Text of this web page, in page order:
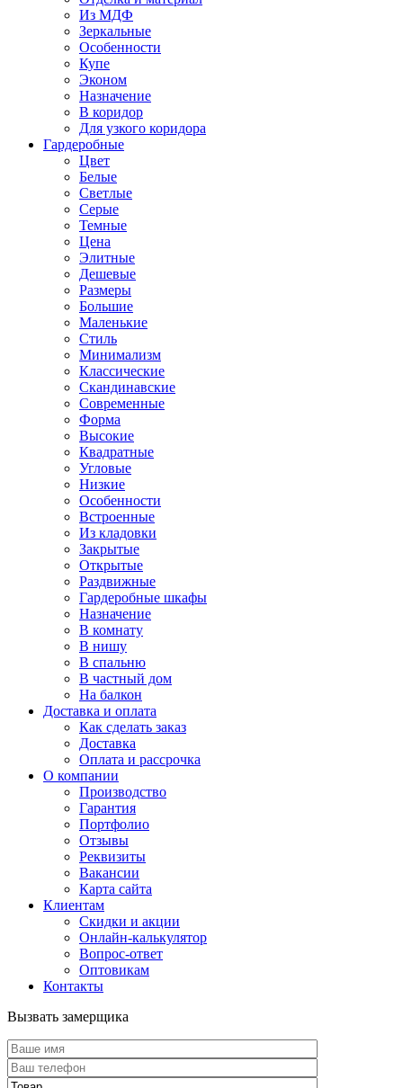
Из МДФ
Зеркальные
Особенности
Купе
Эконом
Назначение
В коридор
Для узкого коридора
Гардеробные
Цвет
Белые
Светлые
Серые
Темные
Цена
Элитные
Дешевые
Размеры
Большие
Маленькие
Стиль
Минимализм
Классические
Скандинавские
Современные
Форма
Высокие
Квадратные
Угловые
Низкие
Особенности
Встроенные
Из кладовки
Закрытые
Открытые
Раздвижные
Гардеробные шкафы
Назначение
В комнату
В нишу
В спальню
В частный дом
На балкон
Доставка и оплата
Как сделать заказ
Доставка
Оплата и рассрочка
О компании
Производство
Гарантия
Портфолио
Отзывы
Реквизиты
Вакансии
Карта сайта
Клиентам
Скидки и акции
Онлайн-калькулятор
Вопрос-ответ
Оптовикам
Контакты
Вызвать замерщика